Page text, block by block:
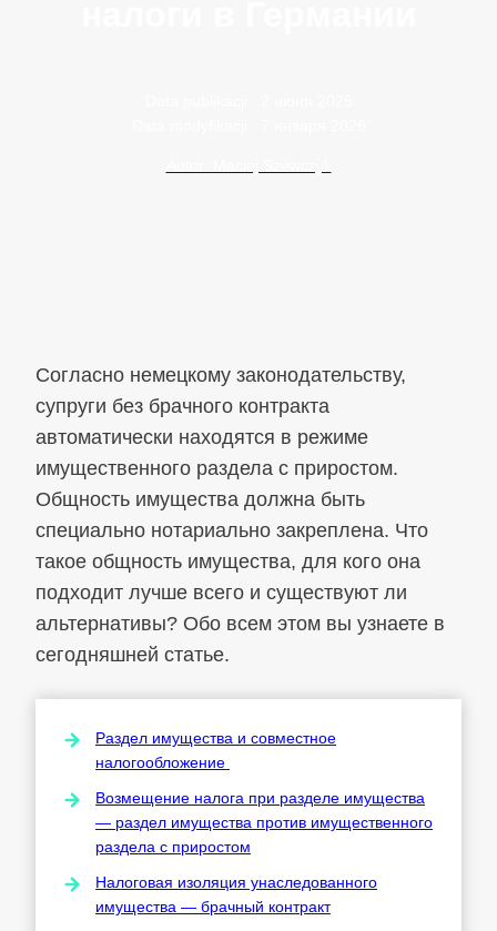
Согласно немецкому законодательству,
супруги без брачного контракта
автоматически находятся в режиме
имущественного раздела с приростом.
Общность имущества должна быть
специально нотариально закреплена. Что
такое общность имущества, для кого она
подходит лучше всего и существуют ли
альтернативы? Обо всем этом вы узнаете в
сегодняшней статье.
Раздел имущества и совместное
налогообложение
Возмещение налога при разделе имущества
— раздел имущества против имущественного
раздела с приростом
Налоговая изоляция унаследованного
имущества — брачный контракт